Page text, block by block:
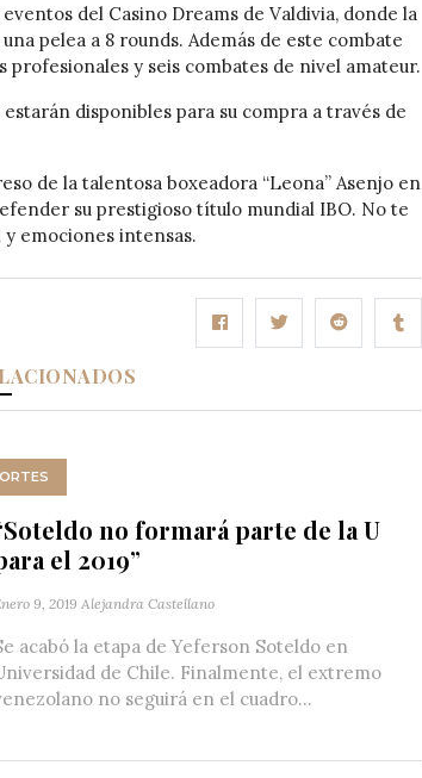
del Casino Dreams de Valdivia, donde la
pelea a 8 rounds. Además de este combate
y seis combates de nivel amateur.
disponibles para su compra a través de
de la talentosa boxeadora “Leona” Asenjo en
su prestigioso título mundial IBO. No te
emociones intensas.
no formará parte de la U
el 2019”
9, 2019 Alejandra Castellano
acabó la etapa de Yeferson Soteldo en
de Chile. Finalmente, el extremo
no seguirá en el cuadro...